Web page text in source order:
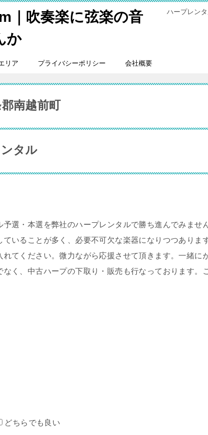
｜吹奏楽に弦楽の音
か
ハープレン
リア プライバシーポリシー 会社概要
南越前町
タル
予選・本選を弊社のハープレンタルで勝ち進んでみませ
ていることが多く、必要不可欠な楽器になりつつありま
てください。微力ながら応援させて頂きます。一緒に
なく、中古ハープの下取り・販売も行なっております。
どちらでも良い